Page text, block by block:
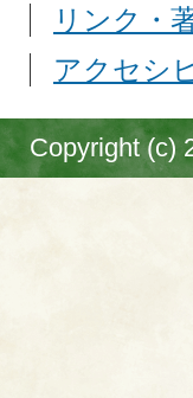
リンク・
アクセシ
Copyright (c)